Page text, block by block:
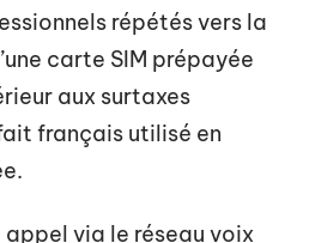
répétés vers la
carte SIM prépayée
aux surtaxes
français utilisé en
via le réseau voix